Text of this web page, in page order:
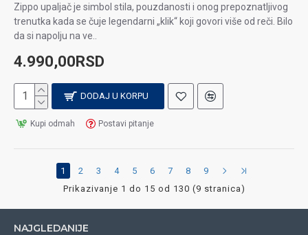
Zippo upaljač je simbol stila, pouzdanosti i onog prepoznatljivog
trenutka kada se čuje legendarni „klik“ koji govori više od reči. Bilo
da si napolju na ve..
4.990,00RSD
DODAJ U KORPU
Kupi odmah Postavi pitanje
1 2 3 4 5 6 7 8
9
Prikazivanje 1 do 15 od 130 (9 stranica)
NAJGLEDANIJE